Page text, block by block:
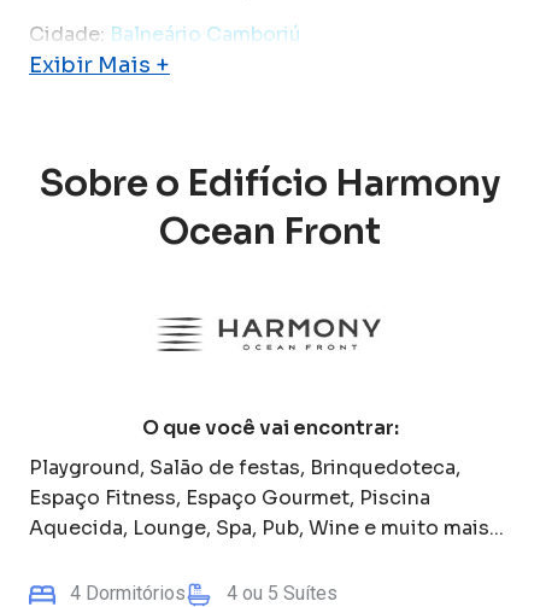
Cidade: Balneário Camboriú
Exibir Mais +
Sobre o Edifício Harmony
Ocean Front
O que você vai encontrar:
Playground, Salão de festas, Brinquedoteca,
Espaço Fitness, Espaço Gourmet, Piscina
Aquecida, Lounge, Spa, Pub, Wine e muito mais...
4 Dormitórios 4 ou 5 Suítes